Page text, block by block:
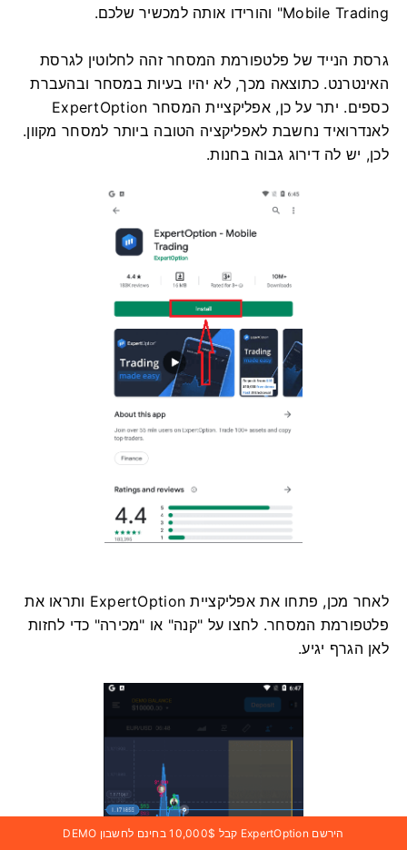
Mobile Trading" והורידו אותה למכשיר שלכם.
גרסת הנייד של פלטפורמת המסחר זהה לחלוטין לגרסת
האינטרנט. כתוצאה מכך, לא יהיו בעיות במסחר ובהעברת
כספים. יתר על כן, אפליקציית המסחר ExpertOption
לאנדרואיד נחשבת לאפליקציה הטובה ביותר למסחר מקוון.
לכן, יש לה דירוג גבוה בחנות.
לאחר מכן, פתחו את אפליקציית ExpertOption ותראו את
פלטפורמת המסחר. לחצו על "קנה" או "מכירה" כדי לחזות
לאן הגרף יגיע.
הירשם ExpertOption קבל 10,000$ בחינם לחשבון DEMO